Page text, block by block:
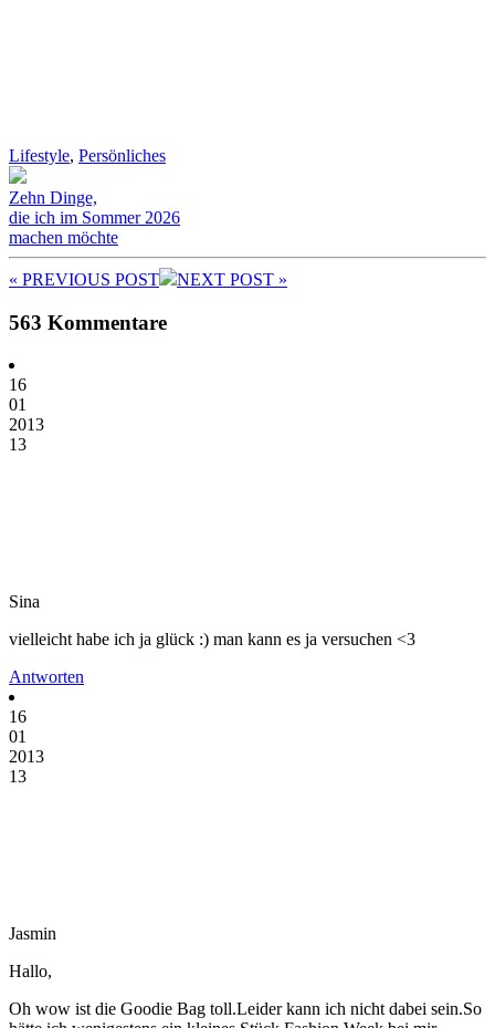
Lifestyle, Persönliches
Zehn Dinge,
die ich im Sommer 2026
machen möchte
« PREVIOUS POST NEXT POST »
563 Kommentare
16
01
2013
13
Sina
vielleicht habe ich ja glück :) man kann es ja versuchen <3
Antworten
16
01
2013
13
Jasmin
Hallo,
Oh wow ist die Goodie Bag toll.Leider kann ich nicht dabei sein.So